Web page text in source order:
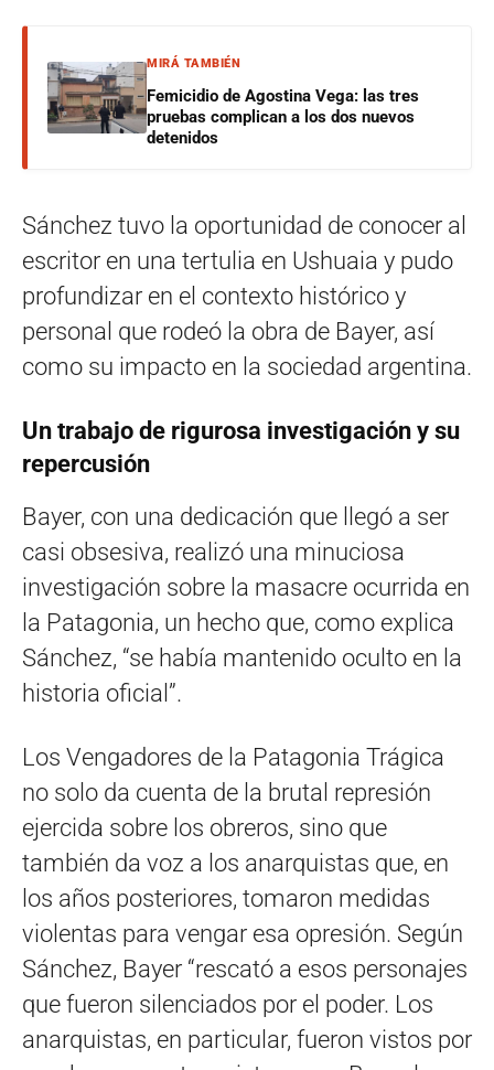
MIRÁ TAMBIÉN
Femicidio de Agostina Vega: las tres
pruebas complican a los dos nuevos
detenidos
Sánchez tuvo la oportunidad de conocer al
escritor en una tertulia en Ushuaia y pudo
profundizar en el contexto histórico y
personal que rodeó la obra de Bayer, así
como su impacto en la sociedad argentina.
Un trabajo de rigurosa investigación y su
repercusión
Bayer, con una dedicación que llegó a ser
casi obsesiva, realizó una minuciosa
investigación sobre la masacre ocurrida en
la Patagonia, un hecho que, como explica
Sánchez, “se había mantenido oculto en la
historia oficial”.
Los Vengadores de la Patagonia Trágica
no solo da cuenta de la brutal represión
ejercida sobre los obreros, sino que
también da voz a los anarquistas que, en
los años posteriores, tomaron medidas
violentas para vengar esa opresión. Según
Sánchez, Bayer “rescató a esos personajes
que fueron silenciados por el poder. Los
anarquistas, en particular, fueron vistos por